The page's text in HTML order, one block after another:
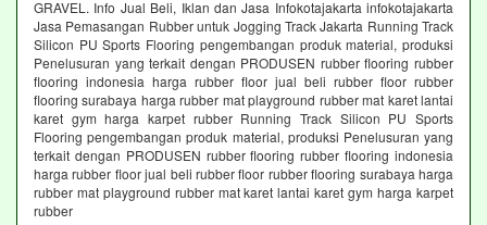
GRAVEL. Info Jual Beli, Iklan dan Jasa Infokotajakarta infokotajakarta
Jasa Pemasangan Rubber untuk Jogging Track Jakarta Running Track
Silicon PU Sports Flooring pengembangan produk material, produksi
Penelusuran yang terkait dengan PRODUSEN rubber flooring rubber
flooring indonesia harga rubber floor jual beli rubber floor rubber
flooring surabaya harga rubber mat playground rubber mat karet lantai
karet gym harga karpet rubber Running Track Silicon PU Sports
Flooring pengembangan produk material, produksi Penelusuran yang
terkait dengan PRODUSEN rubber flooring rubber flooring indonesia
harga rubber floor jual beli rubber floor rubber flooring surabaya harga
rubber mat playground rubber mat karet lantai karet gym harga karpet
rubber